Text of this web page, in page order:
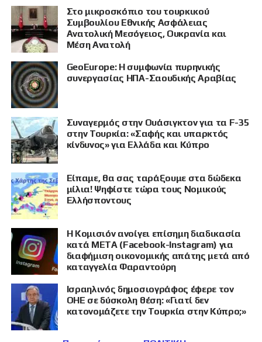
Στο μικροσκόπιο του τουρκικού
Συμβουλίου Εθνικής Ασφάλειας
Ανατολική Μεσόγειος, Ουκρανία και
Μέση Ανατολή
GeoEurope: Η συμφωνία πυρηνικής
συνεργασίας ΗΠΑ-Σαουδικής Αραβίας
Συναγερμός στην Ουάσιγκτον για τα F-35
στην Τουρκία: «Σαφής και υπαρκτός
κίνδυνος» για Ελλάδα και Κύπρο
Είπαμε, θα σας ταράξουμε στα δώδεκα
μίλια! Ψηφίστε τώρα τους Νομικούς
Ελλήσποντους
Η Κομισιόν ανοίγει επίσημη διαδικασία
κατά META (Facebook-Instagram) για
διαφήμιση οικονομικής απάτης μετά από
καταγγελία Φαραντούρη
Ισραηλινός δημοσιογράφος έφερε τον
ΟΗΕ σε δύσκολη θέση: «Γιατί δεν
κατονομάζετε την Τουρκία στην Κύπρο;»